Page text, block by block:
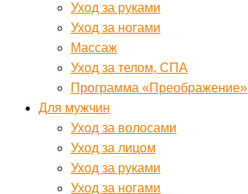
Уход за руками
Уход за ногами
Массаж
Уход за телом, СПА
Программа «Преображение»
Для мужчин
Уход за волосами
Уход за лицом
Уход за руками
Уход за ногами